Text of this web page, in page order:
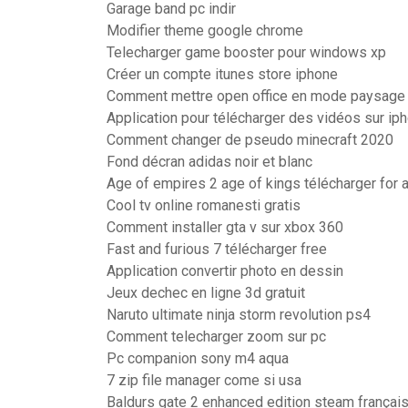
Garage band pc indir
Modifier theme google chrome
Telecharger game booster pour windows xp
Créer un compte itunes store iphone
Comment mettre open office en mode paysage
Application pour télécharger des vidéos sur
Comment changer de pseudo minecraft 2020
Fond décran adidas noir et blanc
Age of empires 2 age of kings télécharger for
Cool tv online romanesti gratis
Comment installer gta v sur xbox 360
Fast and furious 7 télécharger free
Application convertir photo en dessin
Jeux dechec en ligne 3d gratuit
Naruto ultimate ninja storm revolution ps4
Comment telecharger zoom sur pc
Pc companion sony m4 aqua
7 zip file manager come si usa
Baldurs gate 2 enhanced edition steam français